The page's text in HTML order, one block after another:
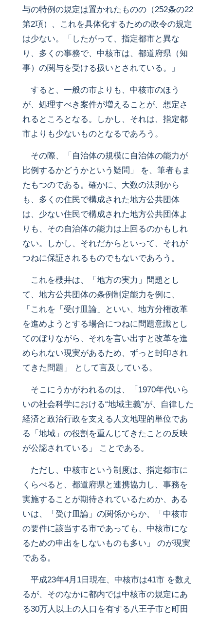
与の特例の規定は置かれたものの（252条の22
第2項）、これを具体化するための政令の規定
は少ない。「したがって、指定都市と異な
り、多くの事務で、中核市は、都道府県（知
事）の関与を受ける扱いとされている。」
すると、一般の市よりも、中核市のほう
が、処理すべき案件が増えることが、想定さ
れるところとなる。しかし、それは、指定都
市よりも少ないものとなるであろう。
その際、「自治体の規模に自治体の能力が
比例するかどうかという疑問」 を、筆者もま
たもつのである。確かに、大数の法則から
も、多くの住民で構成された地方公共団体
は、少ない住民で構成された地方公共団体よ
りも、その自治体の能力は上回るのかもしれ
ない。しかし、それだからといって、それが
つねに保証されるものでもないであろう。
これを櫻井は、「地方の実力」問題とし
て、地方公共団体の条例制定能力を例に、
「これを「受け皿論」といい、地方分権改革
を進めようとする場合につねに問題意識とし
てのぼりながら、それを言い出すと改革を進
められない現実があるため、ずっと封印され
てきた問題」 として言及している。
そこにうかがわれるのは、「1970年代いら
いの社会科学における“地域主義”が、自律した
経済と政治行政を支える人文地理的単位であ
る「地域」の役割を重んじてきたことの反映
が公認されている」 ことである。
ただし、中核市という制度は、指定都市に
くらべると、都道府県と連携協力し、事務を
実施することが期待されているためか、ある
いは、「受け皿論」の関係からか、「中核市
の要件に該当する市であっても、中核市にな
るための申出をしないものも多い」 のが現実
である。
平成23年4月1日現在、中核市は41市 を数え
るが、そのなかに都内では中核市の規定にあ
る30万人以上の人口を有する八王子市と町田